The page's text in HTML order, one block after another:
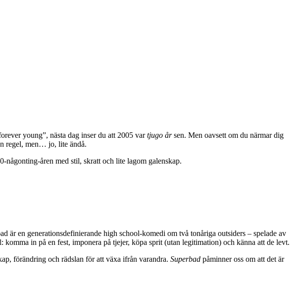
young”, nästa dag inser du att 2005 vartjugo årsen. Men oavsett om du närmar dig
regel, men… jo, lite ändå.
åren med stil, skratt och lite lagom galenskap.
är en generationsdefinierande high school-komedi om två tonåriga outsiders – spelade av
in på en fest, imponera på tjejer, köpa sprit (utan legitimation) och känna att de levt.
förändring och rädslan för att växa ifrån varandra. Superbad påminner oss om att det är